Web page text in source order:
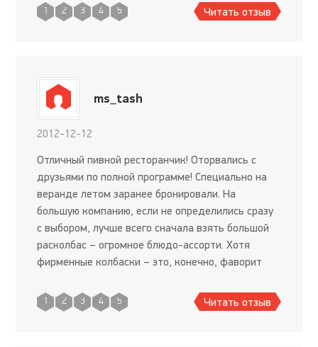
обычно заказ
1 2 3 4 5 Читать отзыв
ms_tash
2012-12-12
Отличный пивной ресторанчик! Оторвались с
друзьями по полной программе! Специально на
веранде летом заранее бронировали. На
большую компанию, если не определились сразу
с выбором, лучше всего сначала взять большой
расколбас – огромное блюдо-ассорти. Хотя
фирменные колбаски – это, конечно, фаворит
кальмара, и куриные крылышки. А
1 2 3 4 5 Читать отзыв